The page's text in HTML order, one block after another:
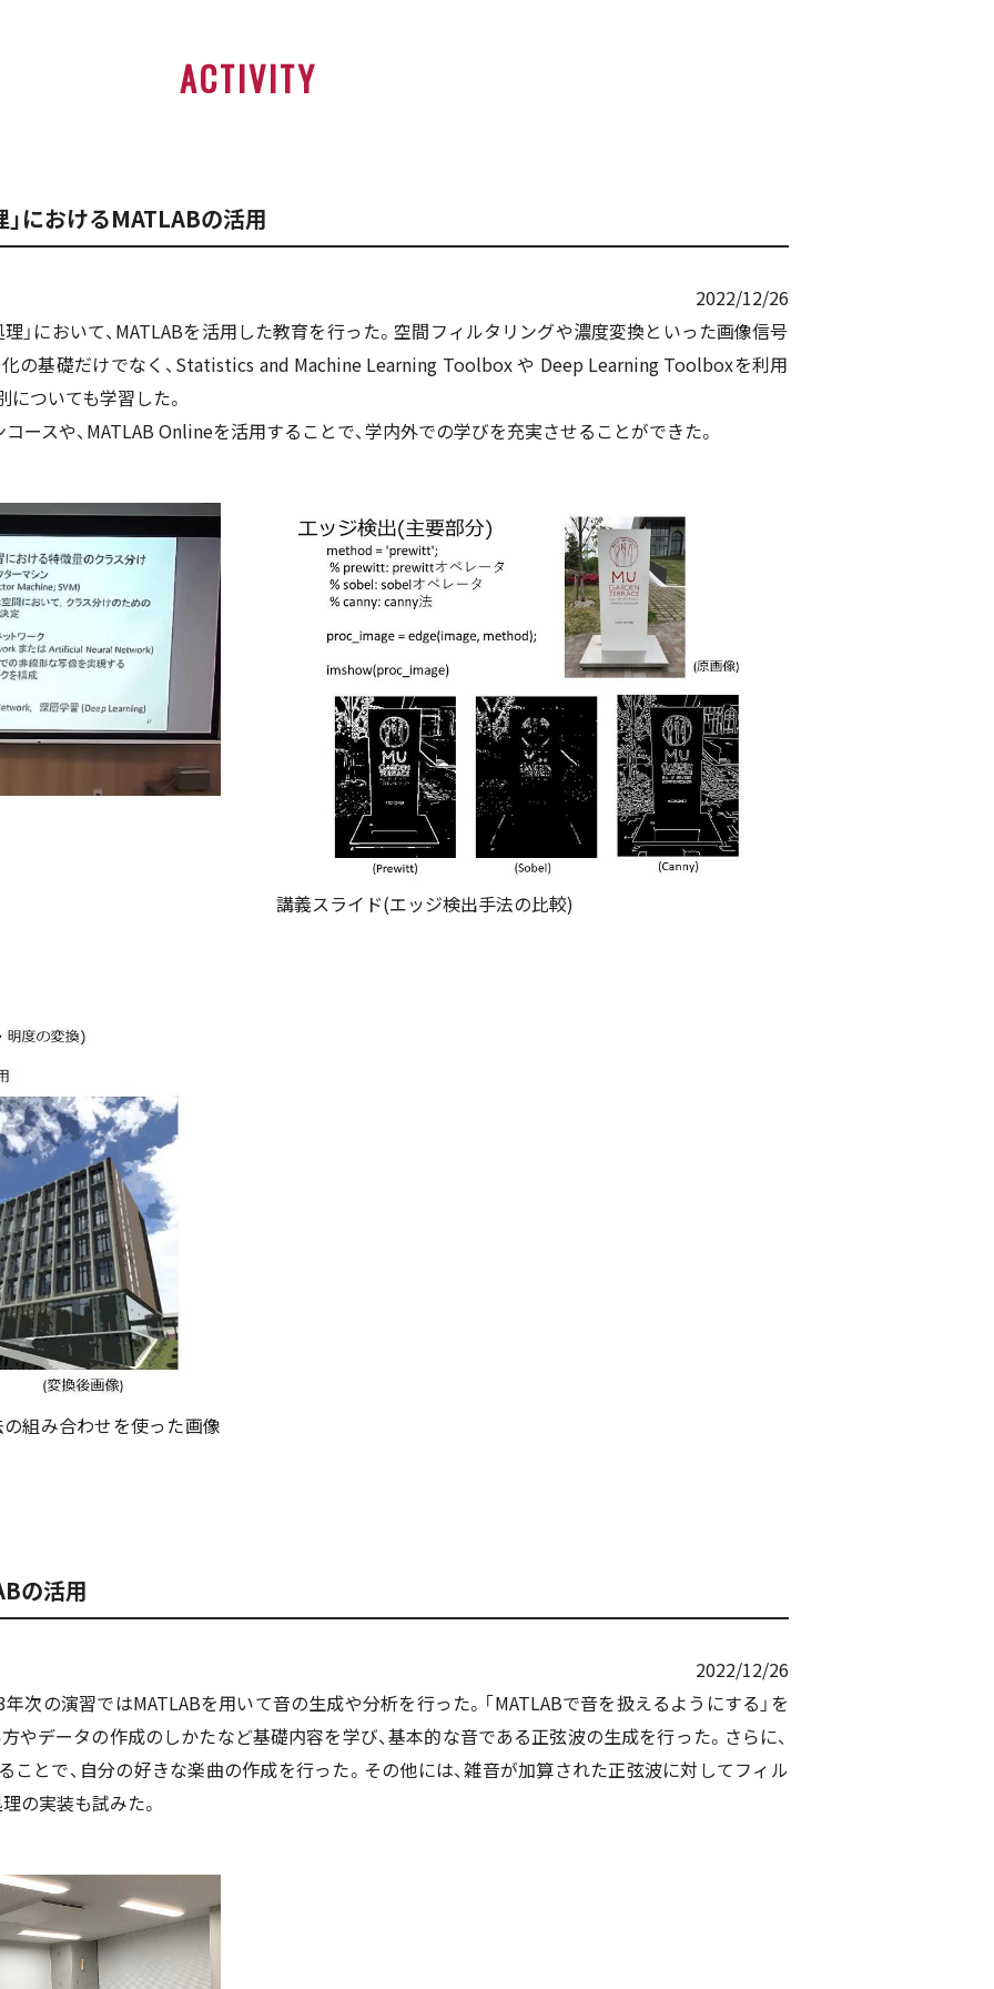
ACTIVITY
におけるMATLABの活用
2022/12/26
」において、MATLABを活用した教育を行った。空間フィルタリングや濃度変換といった画像信号
化の基礎だけでなく、Statistics and Machine Learning Toolbox や Deep Learning Toolboxを利用
についても学習した。
ースや、MATLAB Onlineを活用することで、学内外での学びを充実させることができた。
講義スライド(エッジ検出手法の比較)
組み合わせを使った画像
の活用
2022/12/26
次の演習ではMATLABを用いて音の生成や分析を行った。「MATLABで音を扱えるようにする」を
やデータの作成のしかたなど基礎内容を学び、基本的な音である正弦波の生成を行った。さらに、
とで、自分の好きな楽曲の作成を行った。その他には、雑音が加算された正弦波に対してフィル
の実装も試みた。